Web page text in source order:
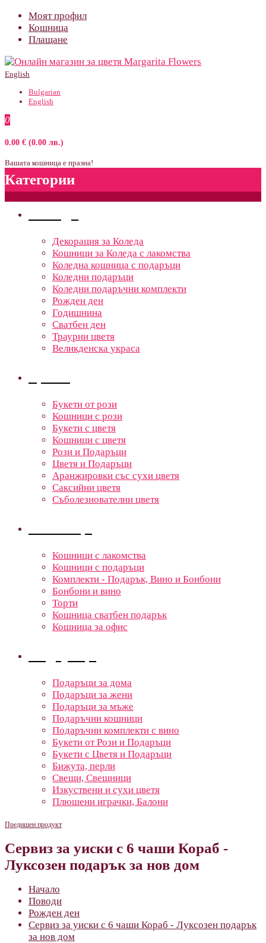
Моят профил
Кошница
Плащане
English
Bulgarian
English
0
0.00 € (0.00 лв.)
Вашата кошница е празна!
Категории
Декорация за Коледа
Кошници за Коледа с лакомства
Коледна кошница с подаръци
Коледни подаръци
Коледни подаръчни комплекти
Рожден ден
Годишнина
Сватбен ден
Траурни цветя
Великденска украса
Букети от рози
Кошници с рози
Букети с цветя
Кошници с цветя
Рози и Подаръци
Цветя и Подаръци
Аранжировки със сухи цветя
Саксийни цветя
Съболезнователни цветя
Кошници с лакомства
Кошници с подаръци
Комплекти - Подарък, Вино и Бонбони
Бонбони и вино
Торти
Кошница сватбен подарък
Кошница за офис
Подаръци за дома
Подаръци за жени
Подаръци за мъже
Подаръчни кошници
Подаръчни комплекти с вино
Букети от Рози и Подаръци
Букети с Цветя и Подаръци
Бижута, перли
Свещи, Свещници
Изкуствени и сухи цветя
Плюшени играчки, Балони
Предишен продукт
Сервиз за уиски с 6 чаши Кораб -
Луксозен подарък за нов дом
Начало
Поводи
Рожден ден
Сервиз за уиски с 6 чаши Кораб - Луксозен подарък
за нов дом